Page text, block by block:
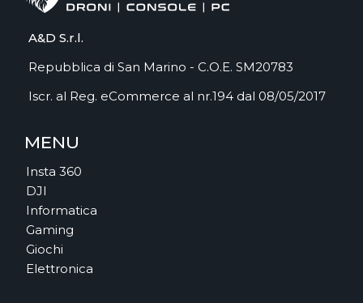
A&D S.r.l.
Repubblica di San Marino - C.O.E. SM20783
Iscr. al Reg. eCommerce al nr.194 dal 08/05/2017
MENU
Insta 360
DJI
Informatica
Gaming
Giochi
Elettronica